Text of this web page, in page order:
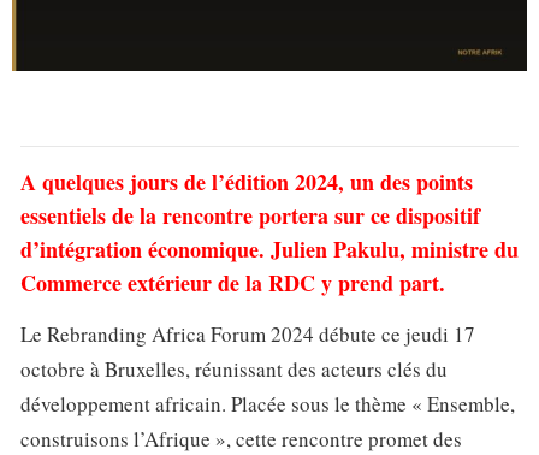
A quelques jours de l’édition 2024, un des points
essentiels de la rencontre portera sur ce dispositif
d’intégration économique. Julien Pakulu, ministre du
Commerce extérieur de la RDC y prend part.
Le Rebranding Africa Forum 2024 débute ce jeudi 17
octobre à Bruxelles, réunissant des acteurs clés du
développement africain. Placée sous le thème « Ensemble,
construisons l’Afrique », cette rencontre promet des